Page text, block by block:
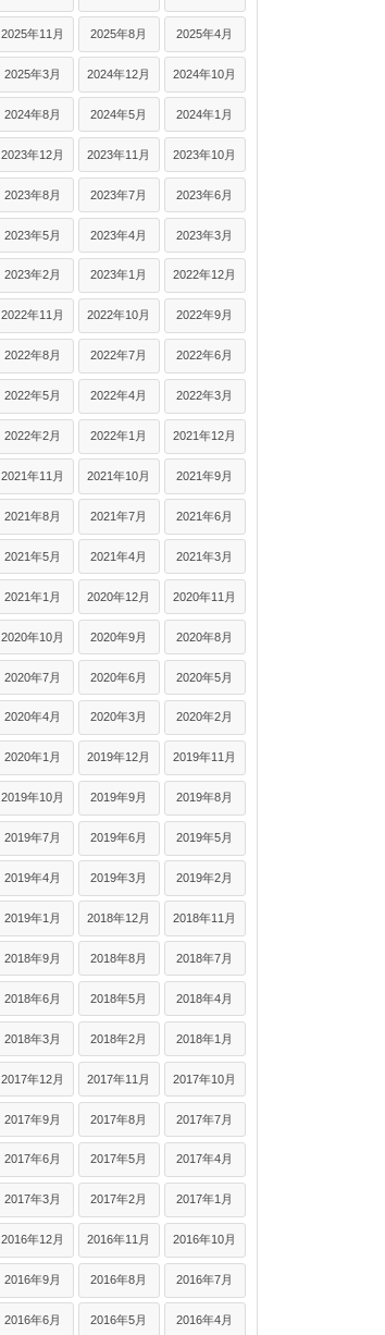
2025年11月 2025年8月 2025年4月
2025年3月 2024年12月 2024年10月
2024年8月 2024年5月 2024年1月
2023年12月 2023年11月 2023年10月
2023年8月 2023年7月 2023年6月
2023年5月 2023年4月 2023年3月
2023年2月 2023年1月 2022年12月
2022年11月 2022年10月 2022年9月
2022年8月 2022年7月 2022年6月
2022年5月 2022年4月 2022年3月
2022年2月 2022年1月 2021年12月
2021年11月 2021年10月 2021年9月
2021年8月 2021年7月 2021年6月
2021年5月 2021年4月 2021年3月
2021年1月 2020年12月 2020年11月
2020年10月 2020年9月 2020年8月
2020年7月 2020年6月 2020年5月
2020年4月 2020年3月 2020年2月
2020年1月 2019年12月 2019年11月
2019年10月 2019年9月 2019年8月
2019年7月 2019年6月 2019年5月
2019年4月 2019年3月 2019年2月
2019年1月 2018年12月 2018年11月
2018年9月 2018年8月 2018年7月
2018年6月 2018年5月 2018年4月
2018年3月 2018年2月 2018年1月
2017年12月 2017年11月 2017年10月
2017年9月 2017年8月 2017年7月
2017年6月 2017年5月 2017年4月
2017年3月 2017年2月 2017年1月
2016年12月 2016年11月 2016年10月
2016年9月 2016年8月 2016年7月
2016年6月 2016年5月 2016年4月